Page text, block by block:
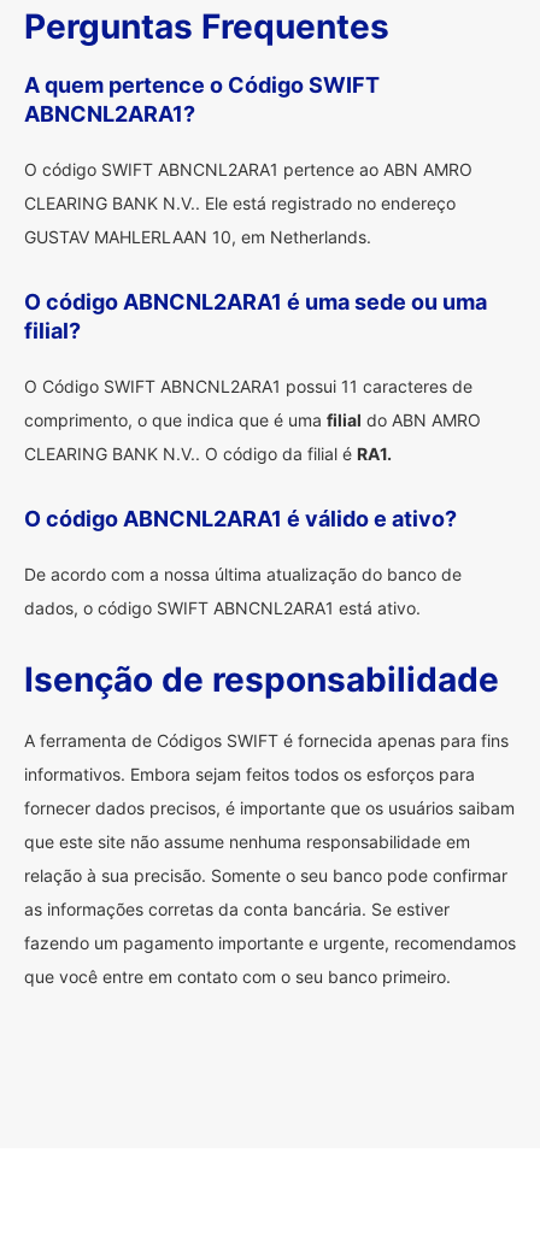
Perguntas Frequentes
A quem pertence o Código SWIFT
ABNCNL2ARA1?
O código SWIFT ABNCNL2ARA1 pertence ao ABN AMRO
CLEARING BANK N.V.. Ele está registrado no endereço
GUSTAV MAHLERLAAN 10, em Netherlands.
O código ABNCNL2ARA1 é uma sede ou uma
filial?
O Código SWIFT ABNCNL2ARA1 possui 11 caracteres de
comprimento, o que indica que é uma filial do ABN AMRO
CLEARING BANK N.V.. O código da filial é RA1.
O código ABNCNL2ARA1 é válido e ativo?
De acordo com a nossa última atualização do banco de
dados, o código SWIFT ABNCNL2ARA1 está ativo.
Isenção de responsabilidade
A ferramenta de Códigos SWIFT é fornecida apenas para fins
informativos. Embora sejam feitos todos os esforços para
fornecer dados precisos, é importante que os usuários saibam
que este site não assume nenhuma responsabilidade em
relação à sua precisão. Somente o seu banco pode confirmar
as informações corretas da conta bancária. Se estiver
fazendo um pagamento importante e urgente, recomendamos
que você entre em contato com o seu banco primeiro.